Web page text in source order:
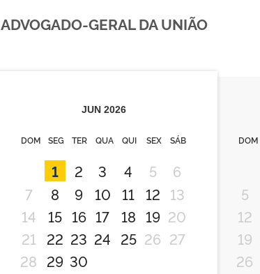
ADVOGADO-GERAL DA UNIÃO
JUN 2026
DOM SEG TER QUA QUI SEX SÁB
1 2 3 4 5
6
7
8 9 10 11 12 13
14
15 16 17 18 19 20
21
22 23 24 25 26 27
28 29 30
DOM
5
12
19
26